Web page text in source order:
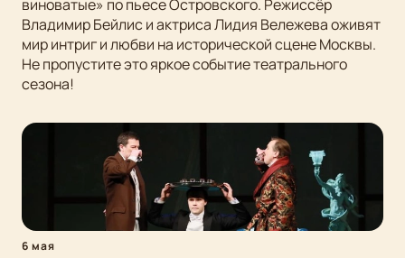
виноватые» по пьесе Островского. Режиссёр
Владимир Бейлис и актриса Лидия Вележева оживят
мир интриг и любви на исторической сцене Москвы.
Не пропустите это яркое событие театрального
сезона!
6 мая